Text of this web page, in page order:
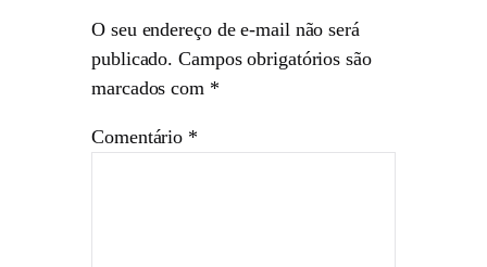
O seu endereço de e-mail não será
publicado. Campos obrigatórios são
marcados com *
Comentário *